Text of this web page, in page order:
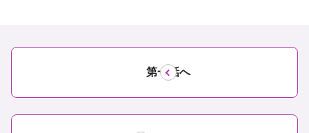
第一話へ